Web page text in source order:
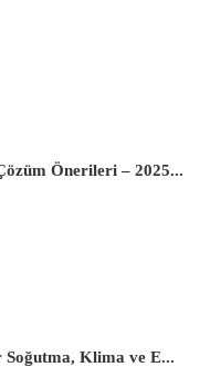
Önerileri – 2025...
Soğutma, Klima ve E...